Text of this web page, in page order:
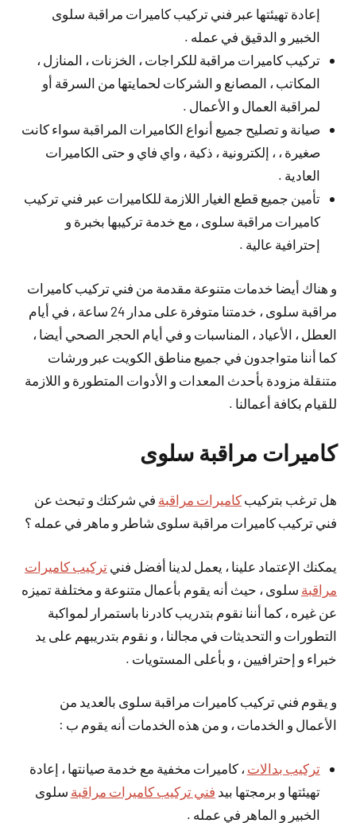
إعادة تهيئتها عبر فني تركيب كاميرات مراقبة سلوى
الخبير و الدقيق في عمله .
تركيب كاميرات مراقبة للكراجات ، الخزنات ، المنازل ،
المكاتب ، المصانع و الشركات لحمايتها من السرقة أو
لمراقبة العمال و الأعمال .
صيانة و تصليح جميع أنواع الكاميرات المراقبة سواء كانت
صغيرة ، ، إلكترونية ، ذكية ، واي فاي و حتى الكاميرات
العادية .
تأمين جميع قطع الغيار اللازمة للكاميرات عبر فني تركيب
كاميرات مراقبة سلوى ، مع خدمة تركيبها بخبرة و
إحترافية عالية .
و هناك أيضا خدمات متنوعة مقدمة من فني تركيب كاميرات
مراقبة سلوى ، خدمتنا متوفرة على مدار 24 ساعة ، في أيام
العطل ، الأعياد ، المناسبات و في أيام الحجر الصحي أيضا ،
كما أننا متواجدون في جميع مناطق الكويت عبر ورشات
متنقلة مزودة بأحدث المعدات و الأدوات المتطورة و اللازمة
للقيام بكافة أعمالنا .
كاميرات مراقبة سلوى
هل ترغب بتركيب كاميرات مراقبة في شركتك و تبحث عن
فني تركيب كاميرات مراقبة سلوى شاطر و ماهر في عمله ؟
يمكنك الإعتماد علينا ، يعمل لدينا أفضل فني تركيب كاميرات
مراقبة سلوى ، حيث أنه يقوم بأعمال متنوعة و مختلفة تميزه
عن غيره ، كما أننا نقوم بتدريب كادرنا باستمرار لمواكبة
التطورات و التحديثات في مجالنا ، و نقوم بتدريبهم على يد
خبراء و إحترافيين ، و بأعلى المستويات .
و يقوم فني تركيب كاميرات مراقبة سلوى بالعديد من
الأعمال و الخدمات ، و من هذه الخدمات أنه يقوم ب :
تركيب بدالات ، كاميرات مخفية مع خدمة صيانتها ، إعادة
تهيئتها و برمجتها بيد فني تركيب كاميرات مراقبة سلوى
الخبير و الماهر في عمله .